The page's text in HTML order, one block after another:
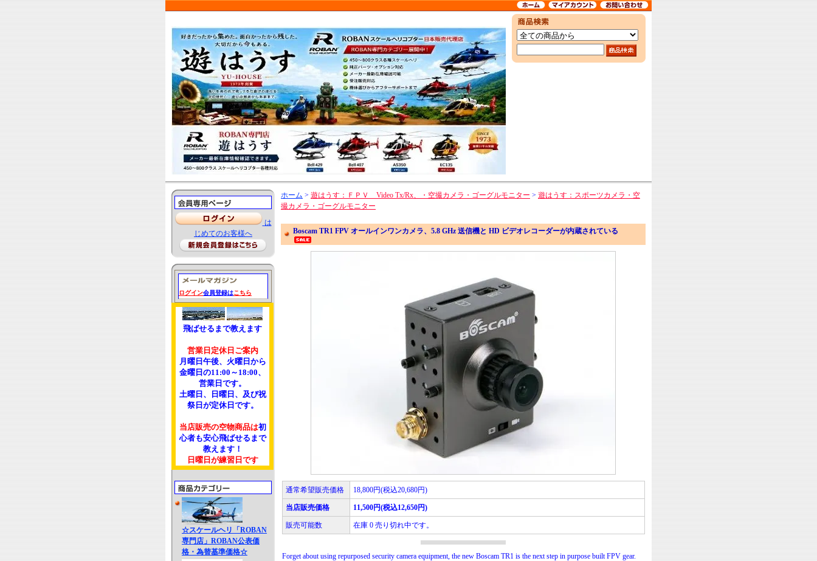
は
じめてのお客様へ
ログイン会員登録はこちら
飛ばせるまで教えます
営業日定休日ご案内
月曜日午後、火曜日から
金曜日の11:00～18:00、
営業日です。
土曜日、日曜日、及び祝
祭日が定休日です。
当店販売の空物商品は初
心者も安心飛ばせるまで
教えます！
日曜日が練習日です
☆スケールヘリ「ROBAN
専門店」ROBAN公表価
格・為替基準価格☆
ホーム > 遊はうす：ＦＰＶ Video Tx/Rx、・空撮カメラ・ゴーグルモニター > 遊はうす：スポーツカメラ・空
撮カメラ・ゴーグルモニター
Boscam TR1 FPV オールインワンカメラ、5.8 GHz 送信機と HD ビデオレコーダーが内蔵されている
通常希望販売価格 18,800円(税込20,680円)
当店販売価格 11,500円(税込12,650円)
販売可能数 在庫 0 売り切れ中です。
Forget about using repurposed security camera equipment, the new Boscam TR1 is the next step in purpose built FPV gear.